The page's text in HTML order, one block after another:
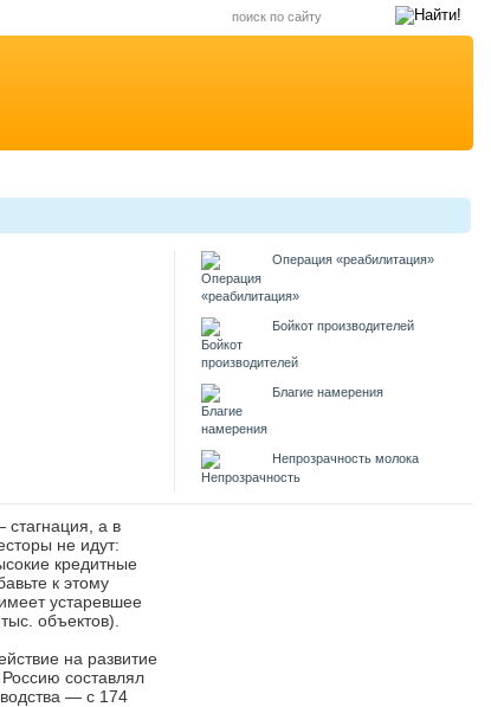
Операция «реабилитация»
Бойкот производителей
Благие намерения
Непрозрачность молока
стагнация, а в
не идут:
кредитные
к этому
устаревшее
объектов).
на развитие
составлял
— с 174